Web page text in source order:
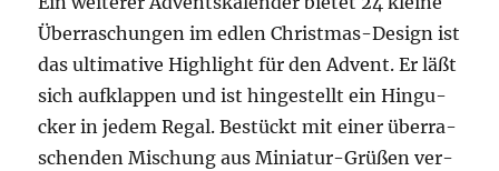
Über­ra­schun­gen im edlen Christ­mas-Design ist
das ulti­ma­ti­ve High­light für den Advent. Er läßt
sich auf­klap­pen und ist hin­ge­stellt ein Hin­gu­
cker in jedem Regal. Bestückt mit einer über­ra­
schen­den Mischung aus Minia­tur-Grü­ßen ver­